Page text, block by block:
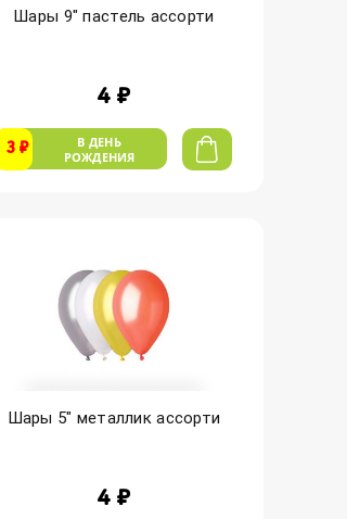
Шары 9" пастель ассорти
4 ₽
3 ₽
В ДЕНЬ
РОЖДЕНИЯ
Шары 5" металлик ассорти
4 ₽